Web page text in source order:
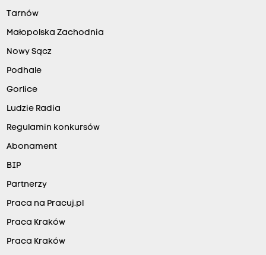
Tarnów
Małopolska Zachodnia
Nowy Sącz
Podhale
Gorlice
Ludzie Radia
Regulamin konkursów
Abonament
BIP
Partnerzy
Praca na Pracuj.pl
Praca Kraków
Praca Kraków